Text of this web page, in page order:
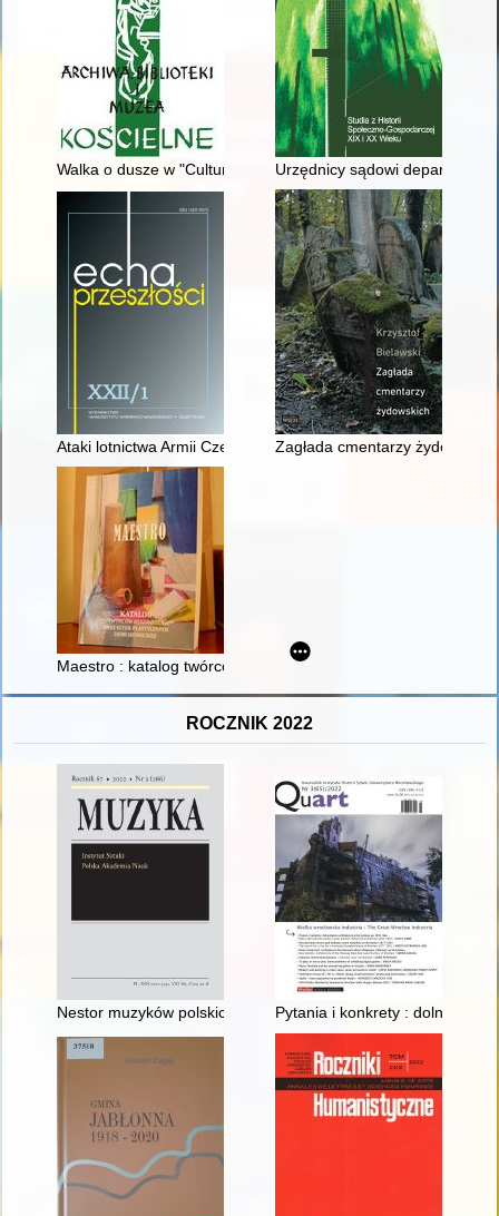
Walka o dusze w "Cultura ingeniorum" Antonio Possevina SJ
Urzędnicy sądowi
Ataki lotnictwa Armii Czerwonej na szlaki transportowe
Zagłada cmentarzy żydowskich
Maestro : katalog twórców rękodzieła oraz sztuk plastycznych
ROCZNIK 2022
Nestor muzyków polskich"? : Józef Brzowski i jego rodzina w
Pytania i konkrety :